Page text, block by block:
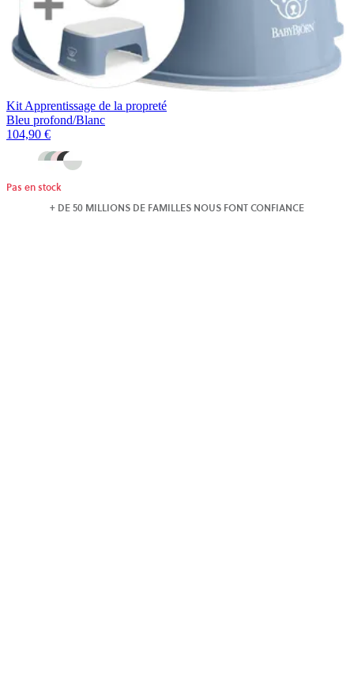
Kit Apprentissage de la propreté
Bleu profond/Blanc
104,90 €
Pas en stock
+ DE 50 MILLIONS DE FAMILLES NOUS FONT CONFIANCE